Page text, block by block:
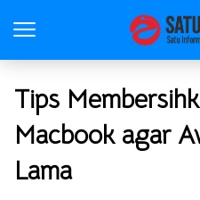
Tips
Macbook agar
Lama